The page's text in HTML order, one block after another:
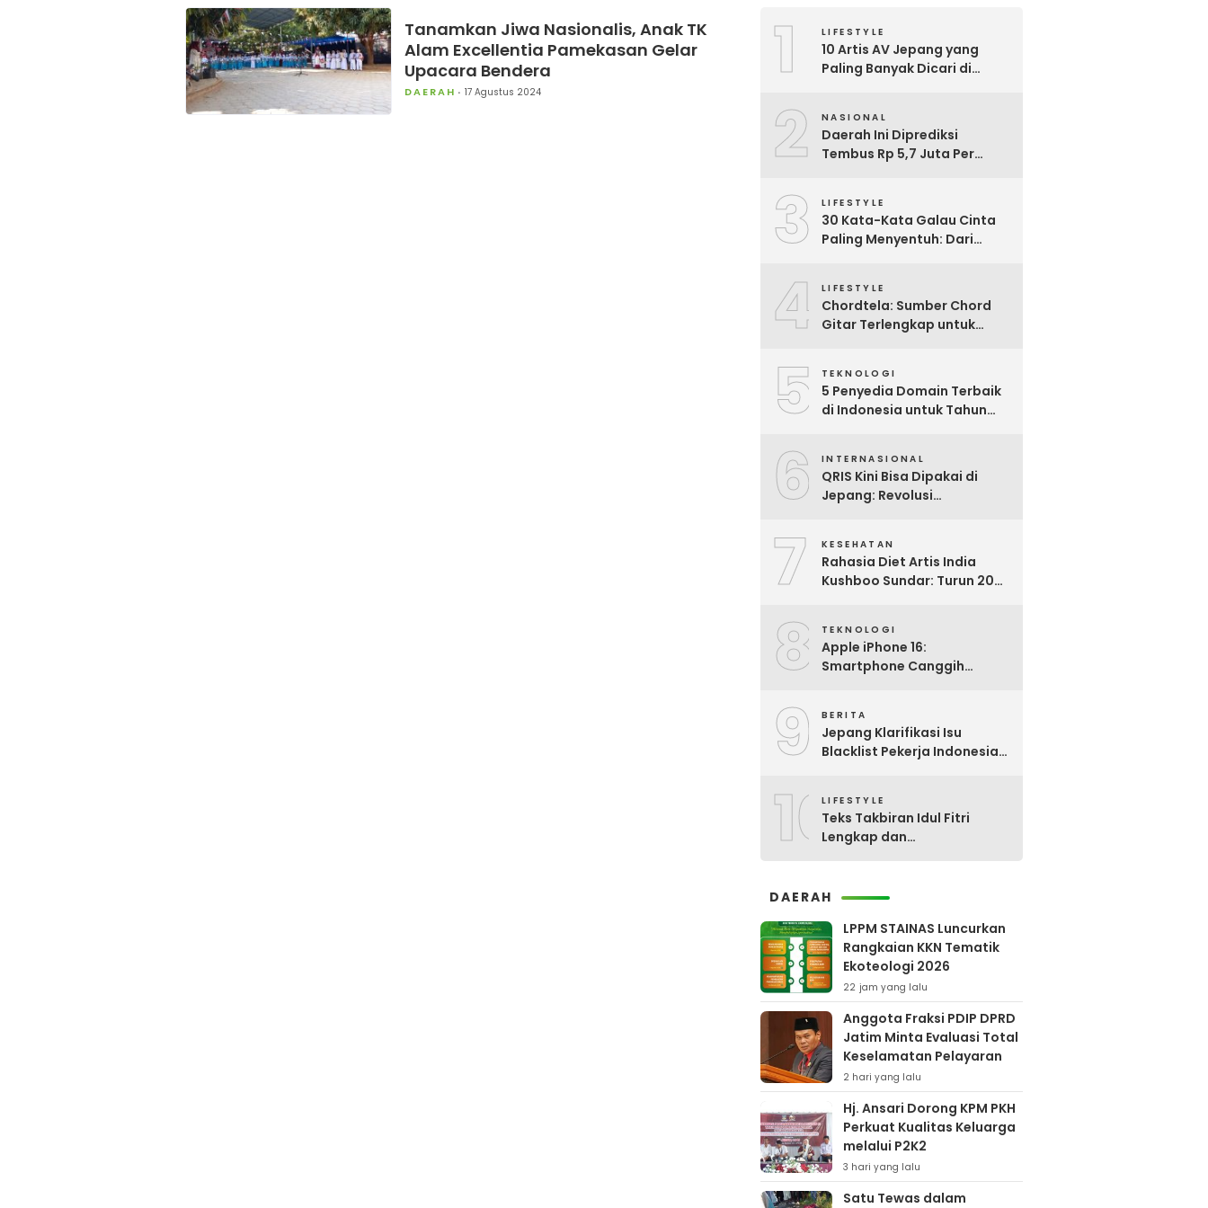
Tanamkan Jiwa Nasionalis, Anak TK
Alam Excellentia Pamekasan Gelar
Upacara Bendera
DAERAH 17 Agustus 2024 1 LIFESTYLE
10 Artis AV Jepang yang
Paling Banyak Dicari di
2 NASIONAL
Daerah Ini Diprediksi
Tembus Rp 5,7 Juta Per
Upah Minimum 2026
3 LIFESTYLE
30 Kata-Kata Galau Cinta
Paling Menyentuh: Dari
4 LIFESTYLE
Chordtela: Sumber Chord
Gitar Terlengkap untuk
5 TEKNOLOGI
5 Penyedia Domain Terbaik
di Indonesia untuk Tahun
6 INTERNASIONAL
QRIS Kini Bisa Dipakai di
Jepang: Revolusi
7 KESEHATAN
Rahasia Diet Artis India
Kushboo Sundar: Turun 20
8 TEKNOLOGI
Apple iPhone 16:
Smartphone Canggih
9 BERITA
Jepang Klarifikasi Isu
Blacklist Pekerja Indonesia,
10LIFESTYLE
Teks Takbiran Idul Fitri
Lengkap dan
DAERAH
LPPM STAINAS Luncurkan
Rangkaian KKN Tematik
Ekoteologi 2026
22 jam yang lalu
Anggota Fraksi PDIP DPRD
Jatim Minta Evaluasi Total
Keselamatan Pelayaran
2 hari yang lalu
Hj. Ansari Dorong KPM PKH
Perkuat Kualitas Keluarga
melalui P2K2
3 hari yang lalu
Satu Tewas dalam